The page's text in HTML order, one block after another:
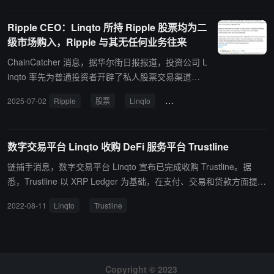
份。美国证券交易委员会(SEC)已就潜在违规行为展开调查。破产保
护听证会定于北京时间 7 月 10 日凌晨 5 点举行。
Ripple CEO：Linqto 所持 Ripple 股票均为二
级市场购入，Ripple 与其无任何业务往来
ChainCatcher 消息，据华尔街日报报道，投资公司 L
inqto 率先为普通投资者开辟了私人股票交易渠道，
破产。 Ripple 首席执行官 Brad Garlinghouse 对此
ipple 股票均从二级市场其他股东处购得，从未直接与
Ripple 交易。 除股东身份外，Linqto 与 Ripple 无任
何业务往来。鉴于质疑增多，我们已于 2024 年底停
2025-07-02 Ripple 股票 Linqto 二级市场
数字交易平台 Linqto 收购 DeFi 服务平台 Trustline
链捕手消息，数字交易平台 Linqto 宣布已完成收购 Trustline。据
悉，Trustline 以 XRP Ledger 为基础，在支付、交易和贷款方面提供
2022-08-11 Linqto Trustline
Copyright © 2023